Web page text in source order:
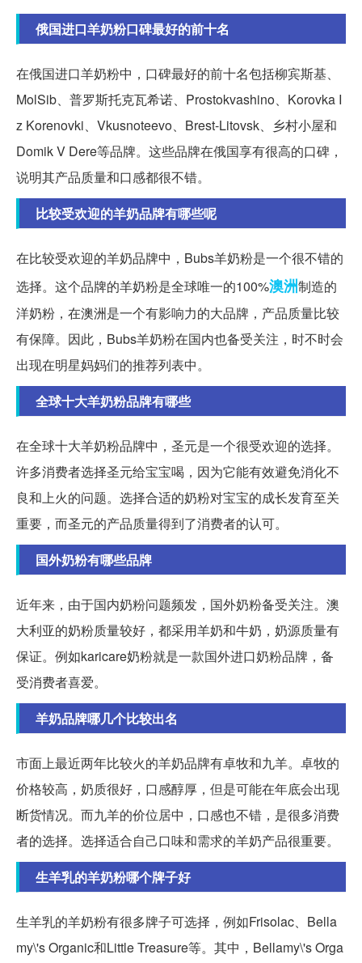
俄国进口羊奶粉口碑最好的前十名
在俄国进口羊奶粉中，口碑最好的前十名包括柳宾斯基、
MolSib、普罗斯托克瓦希诺、Prostokvashino、Korovka I
z Korenovki、Vkusnoteevo、Brest-Litovsk、乡村小屋和
Domik V Dere等品牌。这些品牌在俄国享有很高的口碑，
说明其产品质量和口感都很不错。
比较受欢迎的羊奶品牌有哪些呢
在比较受欢迎的羊奶品牌中，Bubs羊奶粉是一个很不错的
选择。这个品牌的羊奶粉是全球唯一的100%澳洲制造的
洋奶粉，在澳洲是一个有影响力的大品牌，产品质量比较
有保障。因此，Bubs羊奶粉在国内也备受关注，时不时会
出现在明星妈妈们的推荐列表中。
全球十大羊奶粉品牌有哪些
在全球十大羊奶粉品牌中，圣元是一个很受欢迎的选择。
许多消费者选择圣元给宝宝喝，因为它能有效避免消化不
良和上火的问题。选择合适的奶粉对宝宝的成长发育至关
重要，而圣元的产品质量得到了消费者的认可。
国外奶粉有哪些品牌
近年来，由于国内奶粉问题频发，国外奶粉备受关注。澳
大利亚的奶粉质量较好，都采用羊奶和牛奶，奶源质量有
保证。例如karicare奶粉就是一款国外进口奶粉品牌，备
受消费者喜爱。
羊奶品牌哪几个比较出名
市面上最近两年比较火的羊奶品牌有卓牧和九羊。卓牧的
价格较高，奶质很好，口感醇厚，但是可能在年底会出现
断货情况。而九羊的价位居中，口感也不错，是很多消费
者的选择。选择适合自己口味和需求的羊奶产品很重要。
生羊乳的羊奶粉哪个牌子好
生羊乳的羊奶粉有很多牌子可选择，例如Frisolac、Bella
my\'s Organic和Little Treasure等。其中，Bellamy\'s Orga